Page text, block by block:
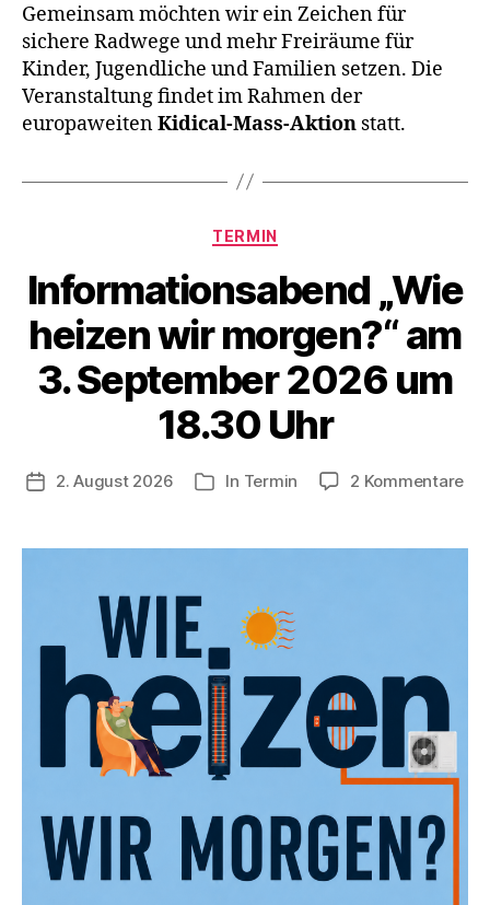
Gemeinsam möchten wir ein Zeichen für
sichere Radwege und mehr Freiräume für
Kinder, Jugendliche und Familien setzen. Die
Veranstaltung findet im Rahmen der
europaweitenKidical-Mass-Aktion statt.
Kategorien
TERMIN
Informationsabend „Wie
heizen wir morgen?“ am
3. September 2026 um
18.30 Uhr
Veröffentlichungsdatum
2. August 2026 Kategorien
In Termin 2 Kommentarezu